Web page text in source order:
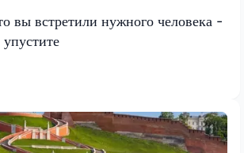
вы встретили нужного человека -